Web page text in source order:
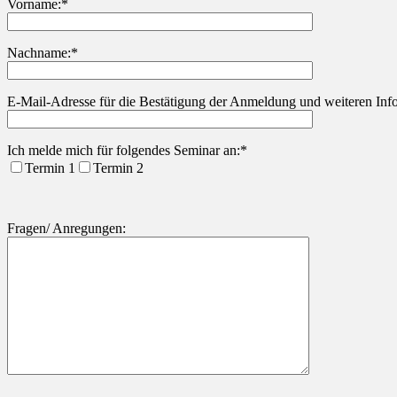
Vorname:*
Nachname:*
Bitte lasse dieses Feld leer.
E-Mail-Adresse für die Bestätigung der Anmeldung und weiteren
Ich melde mich für folgendes Seminar an:*
Termin 1
Termin 2
Fragen/ Anregungen: